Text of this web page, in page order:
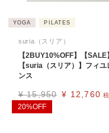
YOGA PILATES
suria（スリア）
【2BUY10%OFF】【SALE】
【suria（スリア）】フィユ
ンス
¥ 15,950 ¥ 12,760
20%OFF